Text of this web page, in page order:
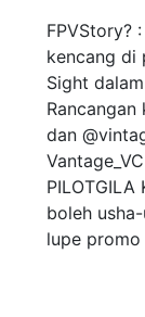
FPVStory?
kencang di
Sight
Rancangan
dan
PILOTGILA
boleh
lupe